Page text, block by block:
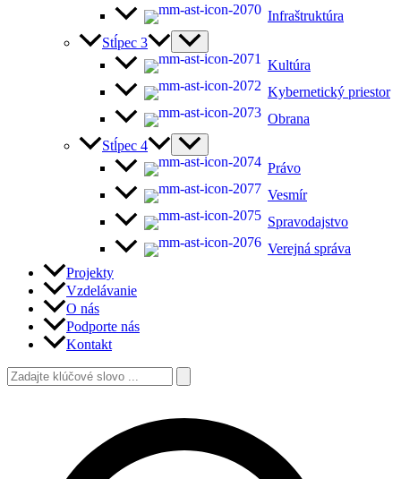
Infraštruktúra
Stĺpec 3
Kultúra
Kybernetický priestor
Obrana
Stĺpec 4
Právo
Vesmír
Spravodajstvo
Verejná správa
Projekty
Vzdelávanie
O nás
Podporte nás
Kontakt
Vyhľadať: